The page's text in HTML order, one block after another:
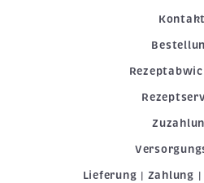
Kontakt
Lieferung | Zahlung |